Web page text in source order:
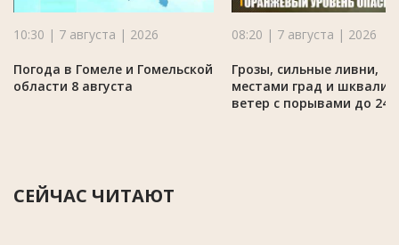
10:30 | 7 августа | 2026
Погода в Гомеле и Гомельской
области 8 августа
08:20 | 7 августа | 2026
Грозы, сильные ливни,
местами град и
ветер с порывами до 24
СЕЙЧАС ЧИТАЮТ